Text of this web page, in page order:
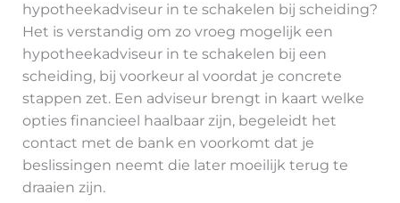
hypotheekadviseur in te schakelen bij scheiding?
Het is verstandig om zo vroeg mogelijk een
hypotheekadviseur in te schakelen bij een
scheiding, bij voorkeur al voordat je concrete
stappen zet. Een adviseur brengt in kaart welke
opties financieel haalbaar zijn, begeleidt het
contact met de bank en voorkomt dat je
beslissingen neemt die later moeilijk terug te
draaien zijn.